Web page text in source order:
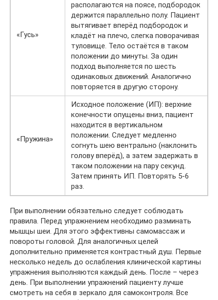
«Гусь»
располагаются на поясе, подбородок
держится параллельно полу. Пациент
вытягивает вперёд подбородок и
кладёт на плечо, слегка поворачивая
туловище. Тело остаётся в таком
положении до минуты. За один
подход выполняется по шесть
одинаковых движений. Аналогично
повторяется в другую сторону.
«Пружина»
Исходное положение (ИП): верхние
конечности опущены вниз, пациент
находится в вертикальном
положении. Следует медленно
согнуть шею вентрально (наклонить
голову вперёд), а затем задержать в
таком положении на пару секунд.
Затем принять ИП. Повторять 5-6
раз.
При выполнении обязательно следует соблюдать
правила. Перед упражнением необходимо разминать
мышцы шеи. Для этого эффективны самомассаж и
повороты головой. Для аналогичных целей
дополнительно применяется контрастный душ. Первые
несколько недель до ослабления клинической картины
упражнения выполняются каждый день. После – через
день. При выполнении упражнений пациенту лучше
смотреть на себя в зеркало для самоконтроля. Все